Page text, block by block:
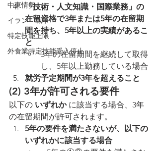
中東情勢
イラン 戦争
特定技能上限
外食業特定技能受入停止
「技術・人文知識・国際業務」の
在留資格で3年または5年の在留期
間を持ち、5年以上の実績があるこ
と
3年の在留期間を継続して取得
し、5年以上勤務している場合
就労予定期間が3年を超えること
(2) 3年が許可される要件
以下の いずれか に該当する場合、3年
の在留期間が許可されます。
5年の要件を満たさないが、以下の
いずれかに該当する場合